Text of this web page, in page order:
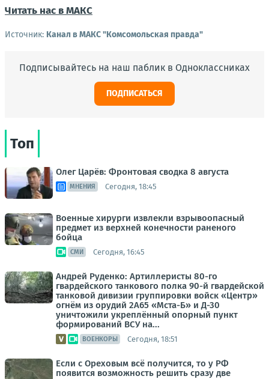
Читать нас в MAКС
Источник: Канал в МАКС "Комсомольская правда"
Подписывайтесь на наш паблик в Одноклассниках
ПОДПИСАТЬСЯ
Топ
Олег Царёв: Фронтовая сводка 8 августа
МНЕНИЯ Сегодня, 18:45
Военные хирурги извлекли взрывоопасный
предмет из верхней конечности раненого
бойца
СМИ Сегодня, 16:45
Андрей Руденко: Артиллеристы 80-го
гвардейского танкового полка 90-й гвардейской
танковой дивизии группировки войск «Центр»
огнём из орудий 2А65 «Мста-Б» и Д-30
уничтожили укреплённый опорный пункт
формирований ВСУ на...
ВОЕНКОРЫ Сегодня, 18:51
Если с Ореховым всё получится, то у РФ
появится возможность решить сразу две